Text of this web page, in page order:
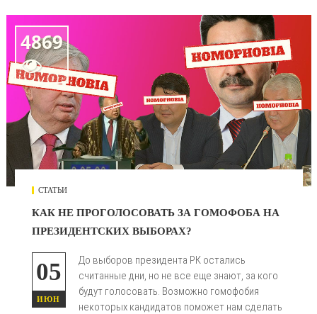
4869

СТАТЬИ
КАК НЕ ПРОГОЛОСОВАТЬ ЗА ГОМОФОБА НА
ПРЕЗИДЕНТСКИХ ВЫБОРАХ?
05
ИЮН
До выборов президента РК остались
считанные дни, но не все еще знают, за кого
будут голосовать. Возможно гомофобия
некоторых кандидатов поможет нам сделать